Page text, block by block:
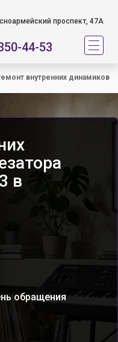
проспект, 47А
44-53
внутренних динамиков
в
обращения